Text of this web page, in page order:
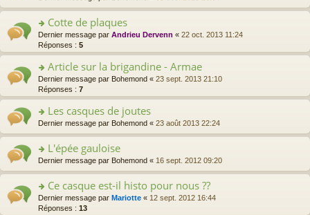
ré
e
nt
pl
u
s
ré
c
e
nt
n
n
lu
le
pl
u
s
ré
c
e
nt
s
a
e
n
n
lu
le
pl
u
s
ré
e
nt
le
m
e
s
s
a
e
n
n
lu
le
pl
u
c
e
nt
n
ult
er
le
e
s
s
a
g
e
n
n
lu
le
pl
u
s
o
n
s
ult
er
le
m
e
s
s
a
g
e
n
n
lu
le
Cotte de plaques
Dernier message par Andrieu Dervenn « 22 oct. 2013 11:24
Réponses : 5
o
n
s
ult
er
e
s
s
a
e
Article sur la brigandine - Armae
Dernier message par Bohemond « 23 sept. 2013 21:10
Réponses : 7
o
n
ult
er
le
m
e
s
Les casques de joutes
Dernier message par Bohemond « 23 août 2013 22:24
o
n
ult
er
le
L'épée gauloise
Dernier message par Bohemond « 16 sept. 2012 09:20
o
n
Ce casque est-il histo pour nous ??
Dernier message par Mariotte « 12 sept. 2012 16:44
Réponses : 13